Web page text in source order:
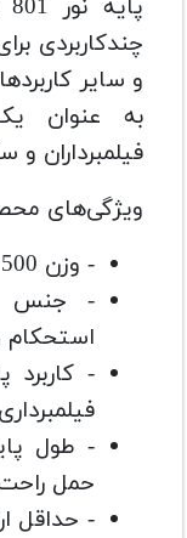
چندکاربردی
و سایر
به عنوان
فیلمبرداران
ویژگی‌های
- وزن 500 گرم برای حمل و نقل آسان
- جنس
استحکام
- کاربرد
فیلمبرداری
حمل